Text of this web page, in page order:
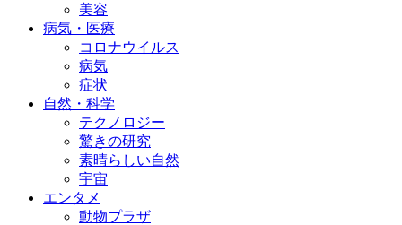
美容
病気・医療
コロナウイルス
病気
症状
自然・科学
テクノロジー
驚きの研究
素晴らしい自然
宇宙
エンタメ
動物プラザ